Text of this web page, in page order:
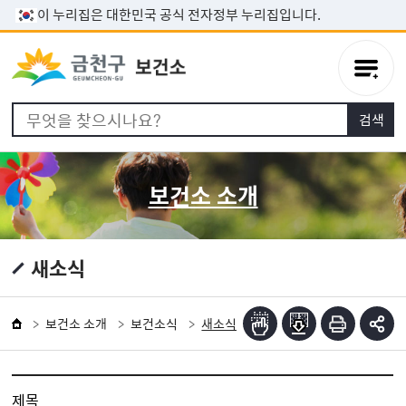
본문 바로가기
이 누리집은 대한민국 공식 전자정부 누리집입니다.
보건소 소개
새소식
보건소 소개 보건소식 새소식
제목